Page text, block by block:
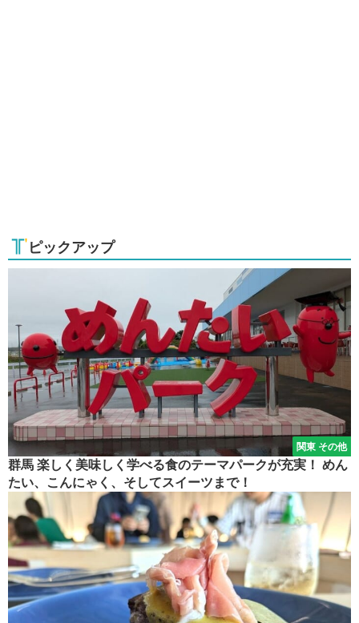
ピックアップ
関東 その他
群馬 楽しく美味しく学べる食のテーマパークが充実！ めん
たい、こんにゃく、そしてスイーツまで！